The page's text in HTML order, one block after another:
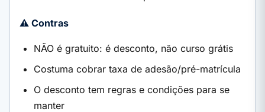
⚠️ Contras
NÃO é gratuito: é desconto, não curso grátis
Costuma cobrar taxa de adesão/pré-matrícula
O desconto tem regras e condições para se
manter